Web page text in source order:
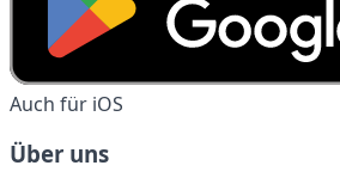
Auch für iOS
Über uns